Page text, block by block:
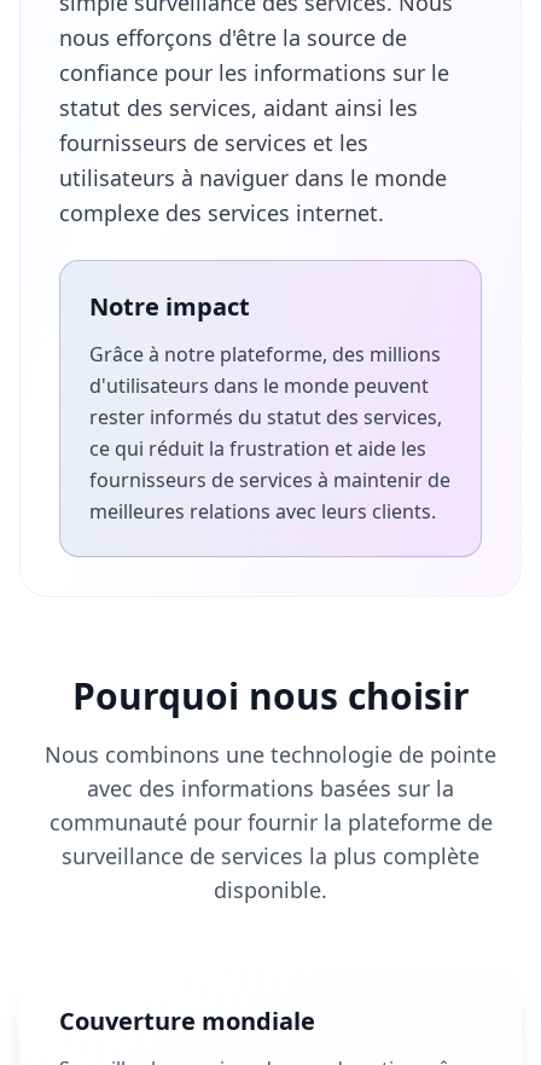
nous efforçons d'être la source de
confiance pour les informations sur le
statut des services, aidant ainsi les
fournisseurs de services et les
utilisateurs à naviguer dans le monde
complexe des services internet.
Notre impact
Grâce à notre plateforme, des millions
d'utilisateurs dans le monde peuvent
rester informés du statut des services,
ce qui réduit la frustration et aide les
fournisseurs de services à maintenir de
meilleures relations avec leurs clients.
Pourquoi nous choisir
Nous combinons une technologie de pointe
avec des informations basées sur la
communauté pour fournir la plateforme de
surveillance de services la plus complète
disponible.
Couverture mondiale